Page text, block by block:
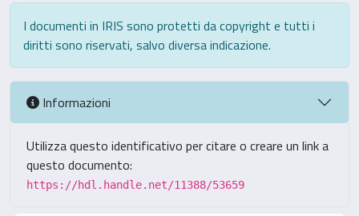
I documenti in IRIS sono protetti da copyright e tutti i
diritti sono riservati, salvo diversa indicazione.
Informazioni
Utilizza questo identificativo per citare o creare un link a
questo documento:
https://hdl.handle.net/11388/53659